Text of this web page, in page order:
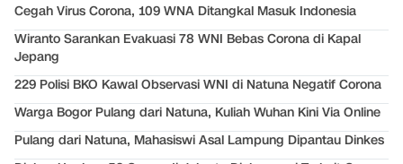
Cegah Virus Corona, 109 WNA Ditangkal Masuk Indonesia
Wiranto Sarankan Evakuasi 78 WNI Bebas Corona di Kapal
Jepang
229 Polisi BKO Kawal Observasi WNI di Natuna Negatif Corona
Warga Bogor Pulang dari Natuna, Kuliah Wuhan Kini Via Online
Pulang dari Natuna, Mahasiswi Asal Lampung Dipantau Dinkes